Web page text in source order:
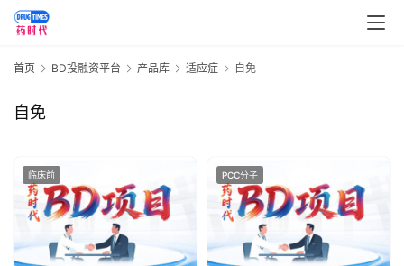
首
资
讯
频
首页 BD投融资平台 产品库 适应症 自免
自免
临床前 PCC分子